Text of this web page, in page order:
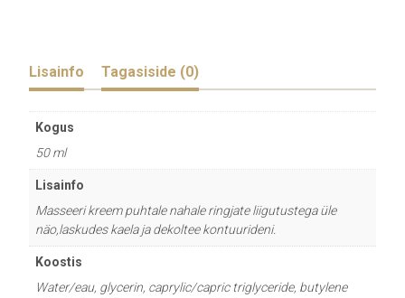
Lisainfo Tagasiside (0)
Kogus
50 ml
Lisainfo
Masseeri kreem puhtale nahale ringjate liigutustega üle
näo,laskudes kaela ja dekoltee kontuurideni.
Koostis
Water/eau, glycerin, caprylic/capric triglyceride, butylene